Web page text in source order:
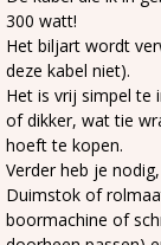
300 watt!
Het biljart wordt
deze kabel niet).
Het is vrij simpel te
of dikker, wat tie
hoeft te kopen.
Verder heb je
Duimstok of
boormachine of